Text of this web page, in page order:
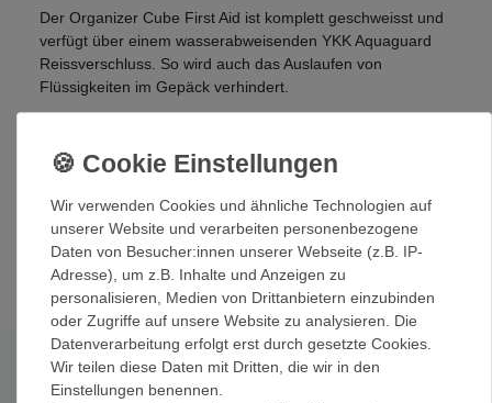
Der Organizer Cube First Aid ist komplett geschweisst und
verfügt über einem wasserabweisenden YKK Aquaguard
Reissverschluss. So wird auch das Auslaufen von
Flüssigkeiten im Gepäck verhindert.
seitliche Schlaufe erleichtert die Bedienung und lässt den
Organizer aufhängen.
Das Stoffmaterial besteht einem rezyklierten 75 D Ripstop
Polyester, TPU Film Laminat und einem transparenten,
bluesign® anerkannten TPU Film.
Technische Daten
Wir verwenden Cookies und ähnliche Technologien auf
unserer Website und verarbeiten personenbezogene
Daten von Besucher:innen unserer Webseite (z.B. IP-
Adresse), um z.B. Inhalte und Anzeigen zu
personalisieren, Medien von Drittanbietern einzubinden
oder Zugriffe auf unsere Website zu analysieren. Die
Datenverarbeitung erfolgt erst durch gesetzte Cookies.
Wir teilen diese Daten mit Dritten, die wir in den
Einstellungen benennen.